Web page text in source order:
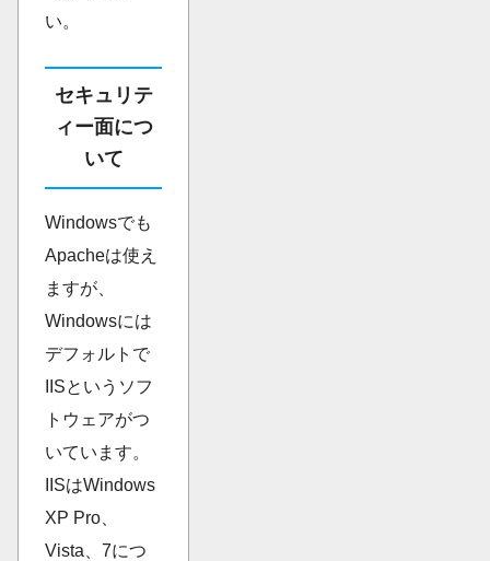
い。
セキュリテ
ィー面につ
いて
Windowsでも
Apacheは使え
ますが、
Windowsには
デフォルトで
IISというソフ
トウェアがつ
いています。
IISはWindows
XP Pro、
Vista、7につ